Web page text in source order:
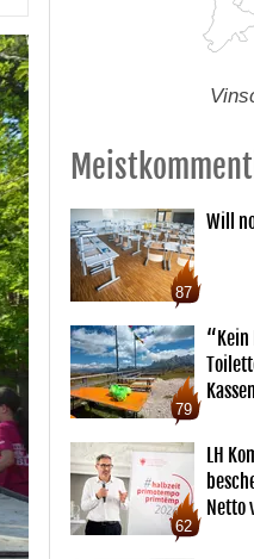
87
Will
79
“Kein
62
LH
Netto